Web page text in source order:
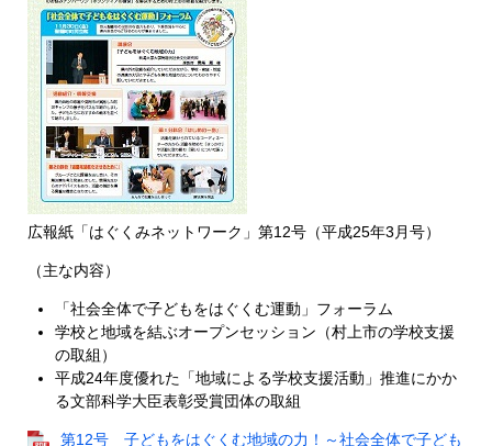
広報紙「はぐくみネットワーク」第12号（平成25年3月号）
（主な内容）
「社会全体で子どもをはぐくむ運動」フォーラム
学校と地域を結ぶオープンセッション（村上市の学校支援
の取組）
平成24年度優れた「地域による学校支援活動」推進にかか
る文部科学大臣表彰受賞団体の取組
第12号 子どもをはぐくむ地域の力！～社会全体で子ども